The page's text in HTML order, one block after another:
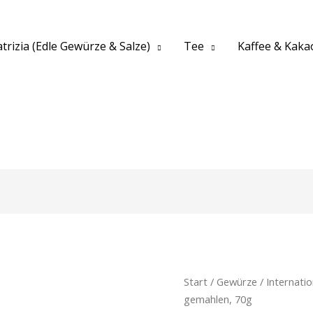
(Edle Gewürze & Salze) Tee Kaffee &
Start / Gewürze /
gemahlen, 70g